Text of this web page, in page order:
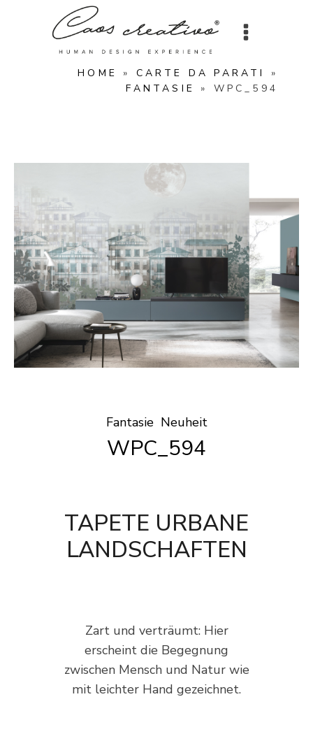
HOME » CARTE DA PARATI
»
FANTASIE
» WPC_594
Fantasie Neuheit
WPC_594
TAPETE URBANE
LANDSCHAFTEN
Zart und verträumt: Hier
erscheint die Begegnung
zwischen Mensch und Natur wie
mit leichter Hand gezeichnet.